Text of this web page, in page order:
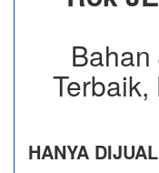
HANYA